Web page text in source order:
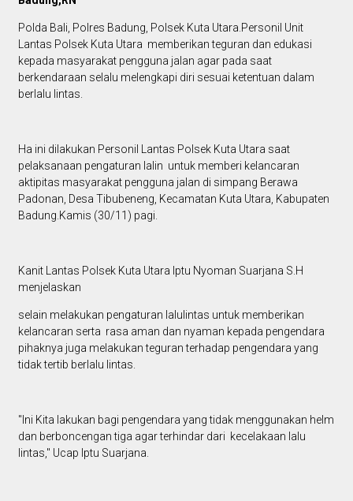
Polda Bali, Polres Badung, Polsek Kuta Utara.Personil Unit
Lantas Polsek Kuta Utara memberikan teguran dan edukasi
kepada masyarakat pengguna jalan agar pada saat
berkendaraan selalu melengkapi diri sesuai ketentuan dalam
berlalu lintas.
Ha ini dilakukan Personil Lantas Polsek Kuta Utara saat
pelaksanaan pengaturan lalin untuk memberi kelancaran
aktipitas masyarakat pengguna jalan di simpang Berawa
Padonan, Desa Tibubeneng, Kecamatan Kuta Utara, Kabupaten
Badung.Kamis (30/11) pagi.
Kanit Lantas Polsek Kuta Utara Iptu Nyoman Suarjana S.H
menjelaskan
selain melakukan pengaturan lalulintas untuk memberikan
kelancaran serta rasa aman dan nyaman kepada pengendara
pihaknya juga melakukan teguran terhadap pengendara yang
tidak tertib berlalu lintas.
"Ini Kita lakukan bagi pengendara yang tidak menggunakan helm
dan berboncengan tiga agar terhindar dari kecelakaan lalu
lintas," Ucap Iptu Suarjana.